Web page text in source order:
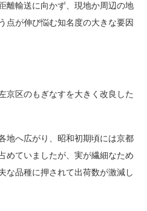
離輸送に向かず、現地か周辺の地
点が伸び悩む知名度の大きな要因
京区のもぎなすを大きく改良した
地へ広がり、昭和初期頃には京都
めていましたが、実が繊細なため
な品種に押されて出荷数が激減し